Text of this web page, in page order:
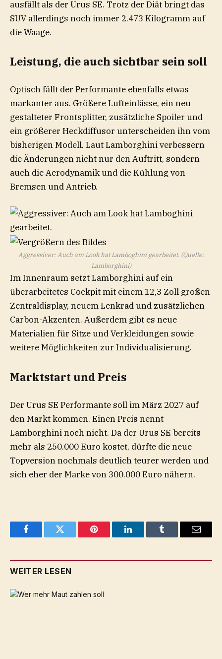
ausfällt als der Urus SE. Trotz der Diät bringt das
SUV allerdings noch immer 2.473 Kilogramm auf
die Waage.
Leistung, die auch sichtbar sein soll
Optisch fällt der Performante ebenfalls etwas
markanter aus. Größere Lufteinlässe, ein neu
gestalteter Frontsplitter, zusätzliche Spoiler und
ein größerer Heckdiffusor unterscheiden ihn vom
bisherigen Modell. Laut Lamborghini verbessern
die Änderungen nicht nur den Auftritt, sondern
auch die Aerodynamik und die Kühlung von
Bremsen und Antrieb.
Aggressiver: Auch am Look hat Lamboghini gearbeitet. (Quelle:
Lamborghini)
Im Innenraum setzt Lamborghini auf ein
überarbeitetes Cockpit mit einem 12,3 Zoll großen
Zentraldisplay, neuem Lenkrad und zusätzlichen
Carbon-Akzenten. Außerdem gibt es neue
Materialien für Sitze und Verkleidungen sowie
weitere Möglichkeiten zur Individualisierung.
Marktstart und Preis
Der Urus SE Performante soll im März 2027 auf
den Markt kommen. Einen Preis nennt
Lamborghini noch nicht. Da der Urus SE bereits
mehr als 250.000 Euro kostet, dürfte die neue
Topversion nochmals deutlich teurer werden und
sich eher der Marke von 300.000 Euro nähern.
FacebookTwitter Pinterest LinkedInTumblr Email
WEITER LESEN